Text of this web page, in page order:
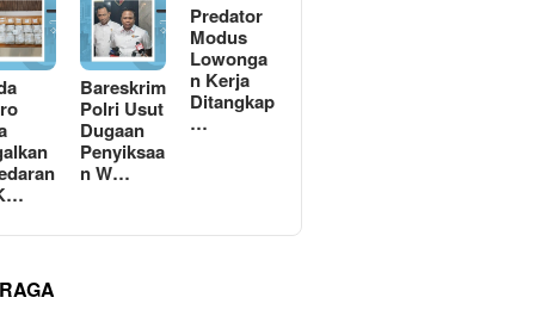
Bareskrim
Polri Usut
Dugaan
Penyiksaa
n W…
Predator
Modus
Lowonga
n Kerja
Ditangkap
…